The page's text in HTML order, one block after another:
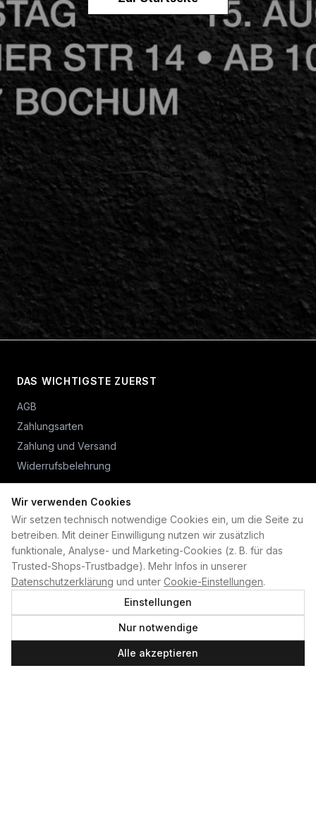
Wir verwenden Cookies
Wir setzen technisch notwendige Cookies ein, um die Seite zu
betreiben. Mit deiner Einwilligung nutzen wir zusätzlich
funktionale, Analyse- und Marketing-Cookies (z. B. für das
Trusted-Shops-Trustbadge). Mehr Infos in unserer
Datenschutzerklärung und unter Cookie-Einstellungen.
Einstellungen
Nur notwendige
Alle akzeptieren
DAS WICHTIGSTE ZUERST
AGB
Zahlungsarten
Zahlung und Versand
Widerrufsbelehrung
PLAN B
Home
Kontakt
Impressum
Datenschutzerklärung